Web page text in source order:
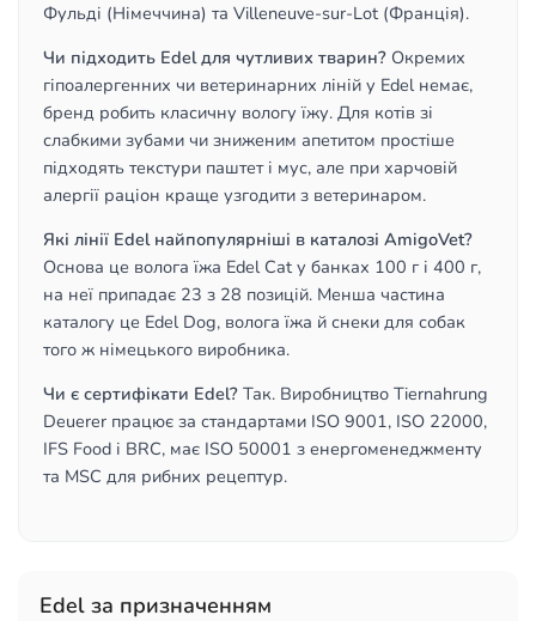
Фульді (Німеччина) та Villeneuve-sur-Lot (Франція).
Чи підходить Edel для чутливих тварин? Окремих
гіпоалергенних чи ветеринарних ліній у Edel немає,
бренд робить класичну вологу їжу. Для котів зі
слабкими зубами чи зниженим апетитом простіше
підходять текстури паштет і мус, але при харчовій
алергії раціон краще узгодити з ветеринаром.
Які лінії Edel найпопулярніші в каталозі AmigoVet?
Основа це волога їжа Edel Cat у банках 100 г і 400 г,
на неї припадає 23 з 28 позицій. Менша частина
каталогу це Edel Dog, волога їжа й снеки для собак
того ж німецького виробника.
Чи є сертифікати Edel? Так. Виробництво Tiernahrung
Deuerer працює за стандартами ISO 9001, ISO 22000,
IFS Food і BRC, має ISO 50001 з енергоменеджменту
та MSC для рибних рецептур.
Edel за призначенням